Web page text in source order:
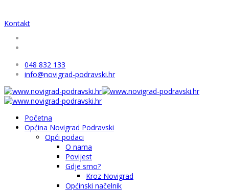
Kontakt
048 832 133
info@novigrad-podravski.hr
Početna
Općina Novigrad Podravski
Opći podaci
O nama
Povijest
Gdje smo?
Kroz Novigrad
Općinski načelnik